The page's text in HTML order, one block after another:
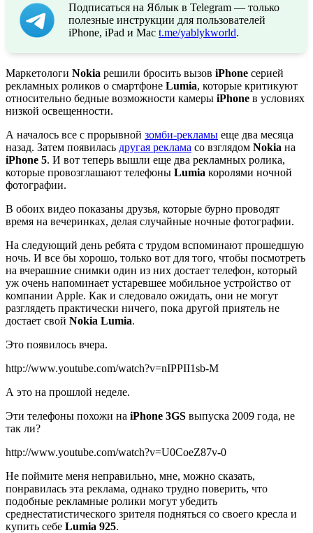
Подписаться на Яблык в Telegram — только
полезные инструкции для пользователей
iPhone, iPad и Mac t.me/yablykworld.
Маркетологи Nokia решили бросить вызов iPhone серией
рекламных роликов о смартфоне Lumia, которые критикуют
относительно бедные возможности камеры iPhone в условиях
низкой освещенности.
А началось все с прорывной зомби-рекламы еще два месяца
назад. Затем появилась другая реклама со взглядом Nokia на
iPhone 5. И вот теперь вышли еще два рекламных ролика,
которые провозглашают телефоны Lumia королями ночной
фотографии.
В обоих видео показаны друзья, которые бурно проводят
время на вечеринках, делая случайные ночные фотографии.
На следующий день ребята с трудом вспоминают прошедшую
ночь. И все бы хорошо, только вот для того, чтобы посмотреть
на вчерашние снимки один из них достает телефон, который
уж очень напоминает устаревшее мобильное устройство от
компании Apple. Как и следовало ожидать, они не могут
разглядеть практически ничего, пока другой приятель не
достает свой Nokia Lumia.
Это появилось вчера.
http://www.youtube.com/watch?v=nIPPII1sb-M
А это на прошлой неделе.
Эти телефоны похожи на iPhone 3GS выпуска 2009 года, не
так ли?
http://www.youtube.com/watch?v=U0CoeZ87v-0
Не поймите меня неправильно, мне, можно сказать,
понравилась эта реклама, однако трудно поверить, что
подобные рекламные ролики могут убедить
среднестатистического зрителя подняться со своего кресла и
купить себе Lumia 925.